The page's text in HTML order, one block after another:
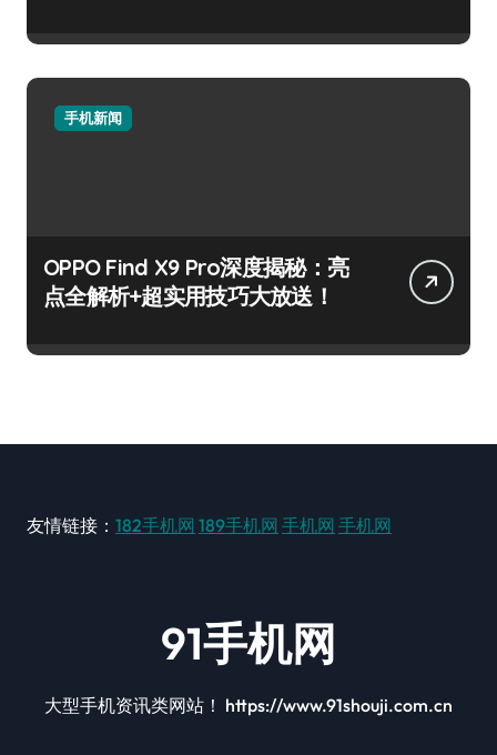
手机新闻
OPPO Find X9 Pro深度揭秘：亮
点全解析+超实用技巧大放送！
友情链接： 182手机网 189手机网 手机网 手机网
91手机网
大型手机资讯类网站！ https://www.91shouji.com.cn